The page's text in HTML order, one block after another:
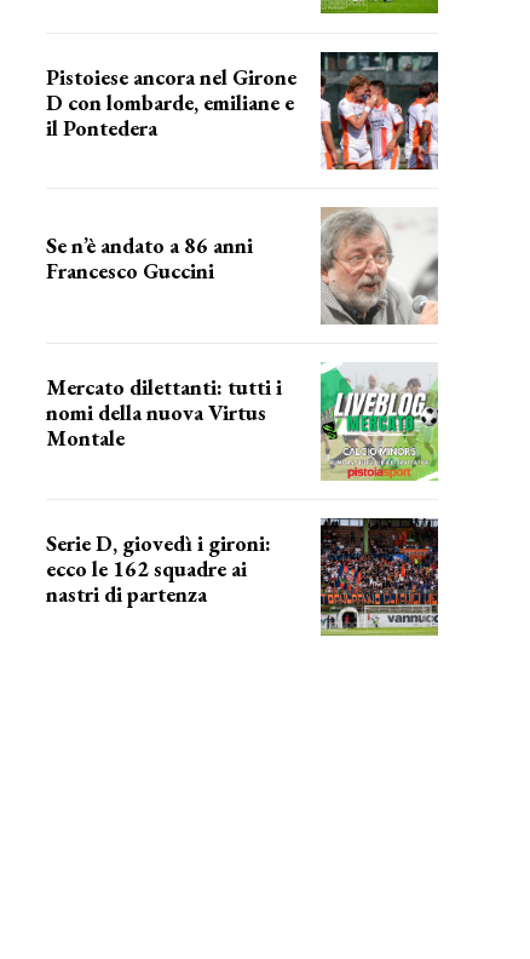
Pistoiese ancora nel Girone
D con lombarde, emiliane e
il Pontedera
Se n’è andato a 86 anni
Francesco Guccini
Mercato dilettanti: tutti i
nomi della nuova Virtus
Montale
Serie D, giovedì i gironi:
ecco le 162 squadre ai
nastri di partenza